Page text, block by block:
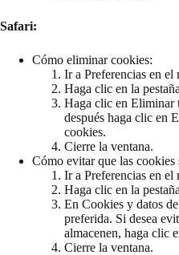
Safari:
Cómo eliminar cookies:
Ir a Preferencias en el
Haga clic en la
Haga clic en Eliminar
después haga clic en
cookies.
Cierre la ventana.
Cómo evitar que las cookies
Ir a Preferencias en el
Haga clic en la
En Cookies y datos
preferida. Si desea
almacenen, haga clic
Cierre la ventana.